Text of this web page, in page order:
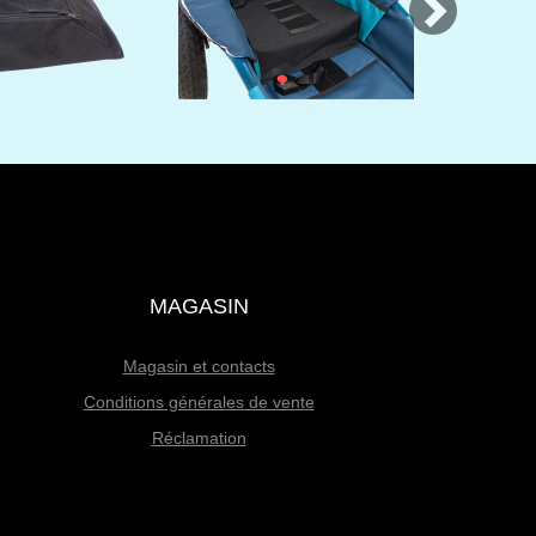
MAGASIN
Magasin et contacts
Conditions générales de vente
Réclamation